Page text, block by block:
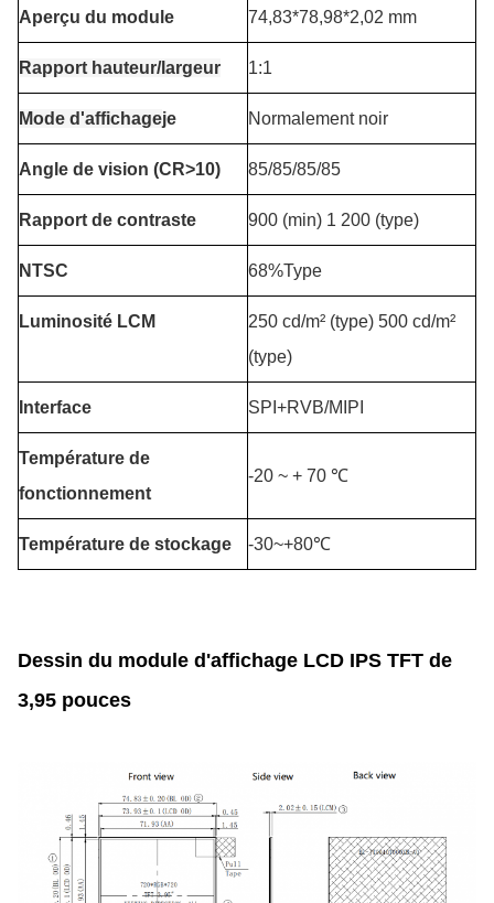
Aperçu du module 74,83*78,98*2,02 mm
Rapport hauteur/largeur 1:1
Mode d'affichageje Normalement noir
Angle de vision (CR>10) 85/85/85/85
Rapport de contraste 900 (min) 1 200 (type)
NTSC 68%Type
Luminosité LCM
250 cd/m² (type) 500 cd/m²
(type)
Interface SPI+RVB/MIPI
Température de
fonctionnement
-20 ~ + 70 ℃
Température de stockage -30~+80℃
Dessin du module d'affichage LCD IPS TFT de
3,95 pouces